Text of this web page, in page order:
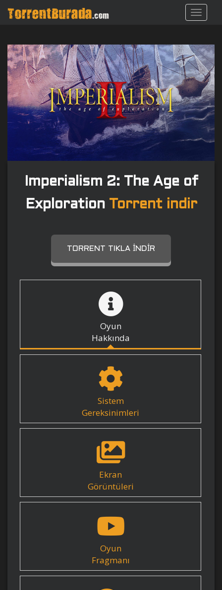
Imperialism 2: The Age of
Exploration
Torrent indir
TORRENT TIKLA İNDIR
Oyun
Hakkında
Sistem
Gereksinimleri
Ekran
Görüntüleri
Oyun
Fragmanı